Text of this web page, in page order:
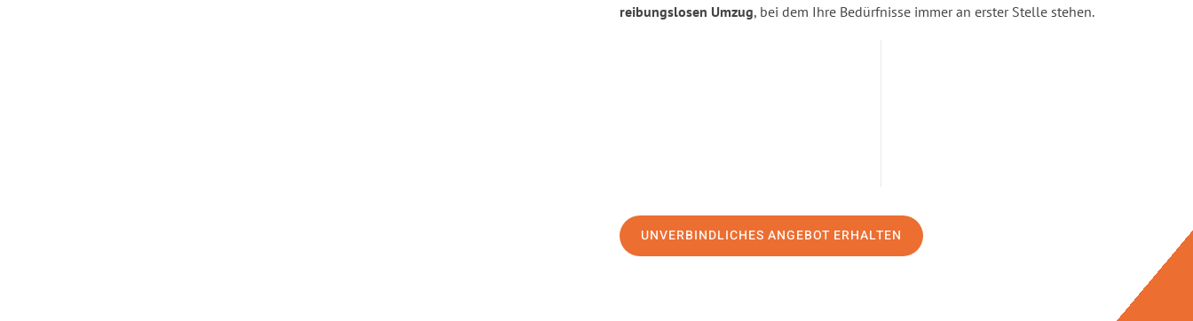
reibungslosen Umzug, bei dem Ihre Bedürfnisse immer an erster Stelle stehen.
UNVERBINDLICHES ANGEBOT ERHALTEN